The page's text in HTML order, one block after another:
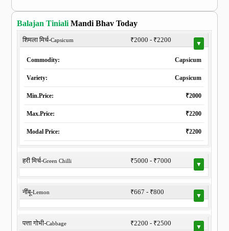
Balajan TinialiMandi Bhav Today
शिमला मिर्च-Capsicum ₹2000 - ₹2200 ▼
Commodity: Capsicum
Variety: Capsicum
Min.Price: ₹2000
Max.Price: ₹2200
Modal Price: ₹2200
हरी मिर्च-Green Chilli ₹5000 - ₹7000 ▼
नींबू-Lemon ₹667 - ₹800 ▼
पत्ता गोभी-Cabbage ₹2200 - ₹2500 ▼